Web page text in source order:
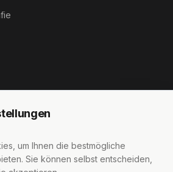
um Ihnen die bestmögliche
Sie können selbst entscheiden,